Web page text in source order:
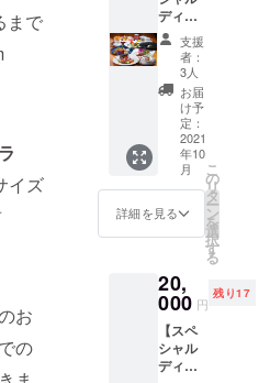
まで
ズ
お
の
魅惑の
ガトー
ショコ
ラで
す！！
粉糖を
ふるっ
たり、
生ク
リーム
やフ
ルーツ
して
も、美
味しく
召し上
がって
いただ
ルー
ティで
果実味
豊かな
当店の
フレン
チに
ぴった
りのワ
インで
す。 白
ワイン
（デラ
ウエア
100％）
赤ワイ
ン（マ
スカッ
トベ
リーA１
０
グラ添
え ・ラ
イス ・
自家製
デザー
トの盛
り合わ
せ ・食
後のお
飲み物
※11,000
※送料込
み ※有
付日よ
り6か月
間 お届
け予定
日：
2021年
送料込
み ※御
食事券
有効期
限 送
付日よ
り6か月
間 お届
け予定
日：
2021年
旬 ～11
月下旬
す。 感
謝の気
持ち
いっぱ
いのお
礼の手
紙を添
えて送
らさせ
ていた
だきま
す。 発
たら、
お届け
日を
メール
でご案
内させ
フォア
グラ添
え マデ
ラソー
ス 50g
もの大
きな
フォア
グラの
ソテー
がお肉
の上に
いま
す！！
当店お
すすめ
のラン
チコー
ディ
ナー ペ
ア御食
事券】
キャビ
ア・パ
イ包み
スー
プ・オ
マール
海老・
フォア
グラ・
牛ヒレ
テーキ
etc. TV
でも紹
介され
た超豪
華な当
支援
者：
3人
お届
け予
定：
2021
年10
月
詳細を見る
こ
の
リ
タ
ー
ン
を
選
択
す
る
20,
000 円
残り17
【スペ
シャル
ディ